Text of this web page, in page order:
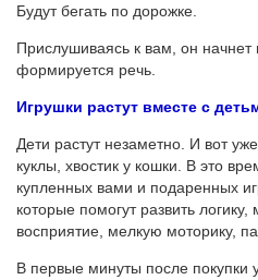
Будут бегать по дорожке.
Прислушиваясь к вам, он начнет
формируется речь.
Игрушки растут вместе с
Дети растут незаметно. И вот
куклы, хвостик у кошки. В это
купленных вами и подаренных
которые помогут развить
восприятие, мелкую моторику,
В первые минуты после покупки